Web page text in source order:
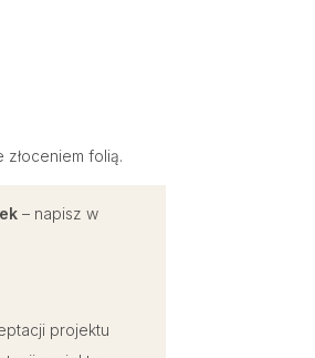
folią.
– napisz w
projektu